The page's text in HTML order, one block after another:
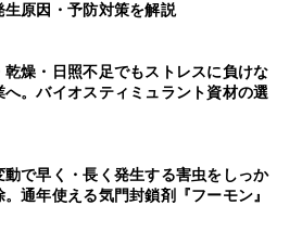
生原因・予防対策を解説
乾燥・日照不足でもストレスに負けな
へ。バイオスティミュラント資材の選
動で早く・長く発生する害虫をしっか
。通年使える気門封鎖剤『フーモン』